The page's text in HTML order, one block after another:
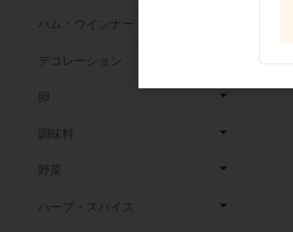
ハム・ウインナー
デコレーション
卵
調味料
野菜
ハーブ・スパイス